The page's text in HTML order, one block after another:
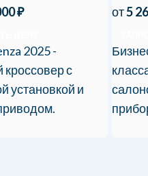
₽
2025 -
кроссовер с
установкой и
от5